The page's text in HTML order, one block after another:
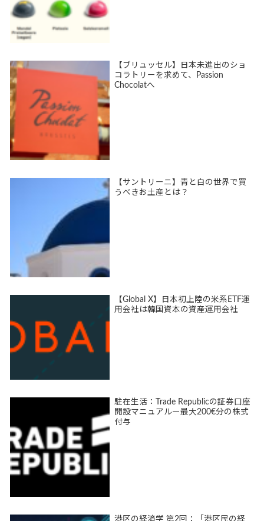
【ブリュッセル】日本未進出のショ
コラトリーを求めて、Passion
Chocolatへ
【サントリーニ】青と白の世界で買
うべきお土産とは？
【Global X】日本初上陸の米系ETF運
用会社は韓国資本の資産運用会社
駐在生活：Trade Republicの証券口座
開設マニュアルー最大200€分の株式
付与
港区の経済学 第2回：「港区民の経